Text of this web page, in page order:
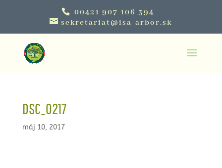
00421 907 106 394
sekretariat@isa-arbor.sk
DSC_0217
máj 10, 2017